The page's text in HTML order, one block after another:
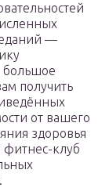
—
большое
получить
от вашего
здоровья
клуб